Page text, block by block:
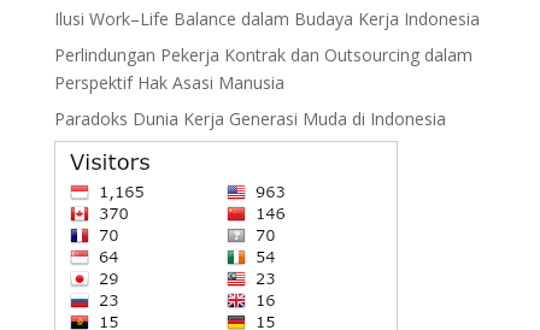
Ilusi Work–Life Balance dalam Budaya Kerja Indonesia
Perlindungan Pekerja Kontrak dan Outsourcing dalam
Perspektif Hak Asasi Manusia
Paradoks Dunia Kerja Generasi Muda di Indonesia